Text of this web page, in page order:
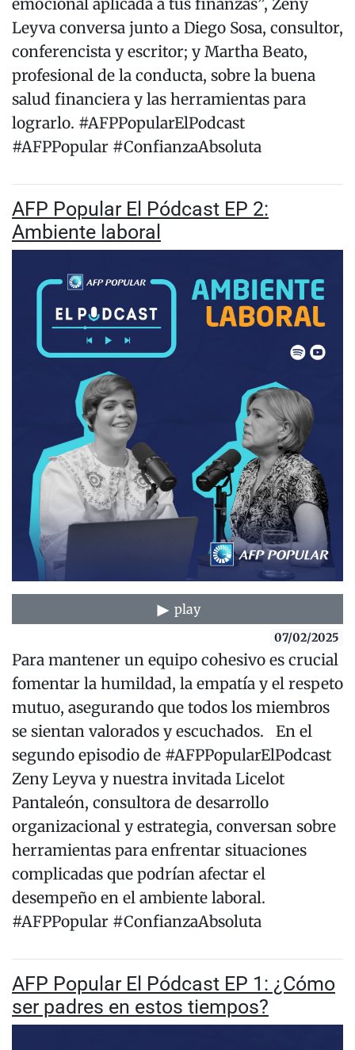
emocional aplicada a tus finanzas”, Zeny
Leyva conversa junto a Diego Sosa, consultor,
conferencista y escritor; y Martha Beato,
profesional de la conducta, sobre la buena
salud financiera y las herramientas para
lograrlo. #AFPPopularElPodcast
#AFPPopular #ConfianzaAbsoluta
AFP Popular El Pódcast EP 2:
Ambiente laboral
play
07/02/2025
Para mantener un equipo cohesivo es crucial
fomentar la humildad, la empatía y el respeto
mutuo, asegurando que todos los miembros
se sientan valorados y escuchados. En el
segundo episodio de #AFPPopularElPodcast
Zeny Leyva y nuestra invitada Licelot
Pantaleón, consultora de desarrollo
organizacional y estrategia, conversan sobre
herramientas para enfrentar situaciones
complicadas que podrían afectar el
desempeño en el ambiente laboral.
#AFPPopular #ConfianzaAbsoluta
AFP Popular El Pódcast EP 1: ¿Cómo
ser padres en estos tiempos?